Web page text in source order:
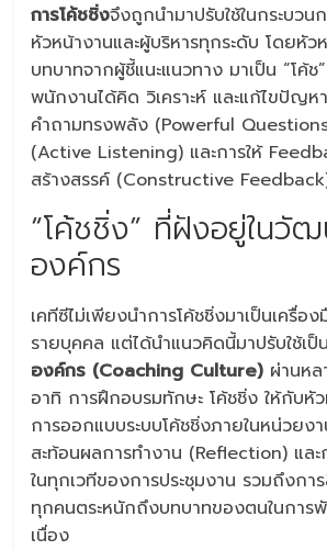
การโค้ชชิ่งจึงถูกนำมาปรับใช้ในกระบวน
หัวหน้างานและผู้บริหารทุกระดับ โดยหัว
บทบาทจากผู้ชี้แนะแนวทาง มาเป็น “โค้ช
พนักงานได้คิด วิเคราะห์ และแก้ไขปัญ
คำถามทรงพลัง (Powerful
(Active Listening) และการให้
สร้างสรรค์ (Constructive
“โค้ชชิ่ง” ที่ฝังอยู่ในวั
องค์กร
เคทีซีไม่เพียงนำการโค้ชชิ่งมาเป็นเครื่
รายบุคคล แต่ได้นำแนวคิดนี้มาปรับใช้เป็น
องค์กร (Coaching Culture) ผ่านห
อาทิ การฝึกอบรมทักษะ โค้ชชิ่ง ให้กับหั
การออกแบบระบบโค้ชชิ่งภายในหน่วยง
สะท้อนผลการทำงาน (Reflection) และ
ในทุกเวทีของการประชุมงาน รวมถึงกา
ทุกคนตระหนักถึงบทบาทของตนในกา
เนื่อง